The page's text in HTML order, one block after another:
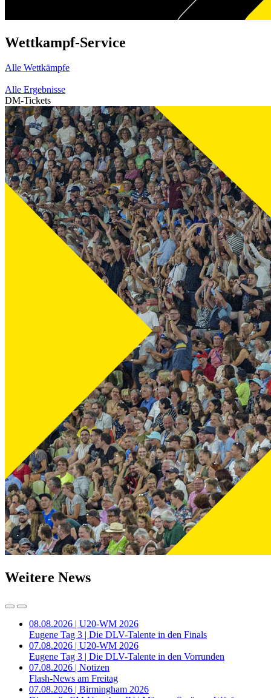
Wettkampf-Service
Alle Wettkämpfe
Alle Ergebnisse
DM-Tickets
Weitere News
08.08.2026 | U20-WM 2026
Eugene Tag 3 | Die DLV-Talente in den Finals
07.08.2026 | U20-WM 2026
Eugene Tag 3 | Die DLV-Talente in den Vorrunden
07.08.2026 | Notizen
Flash-News am Freitag
07.08.2026 | Birmingham 2026